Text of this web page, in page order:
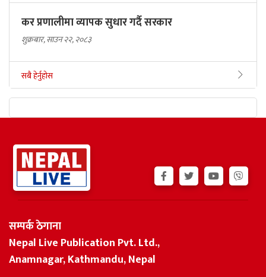
कर प्रणालीमा व्यापक सुधार गर्दै सरकार
शुक्रबार, साउन २२, २०८३
सबै हेर्नुहोस
सम्पर्क ठेगाना
Nepal Live Publication Pvt. Ltd.,
Anamnagar, Kathmandu, Nepal